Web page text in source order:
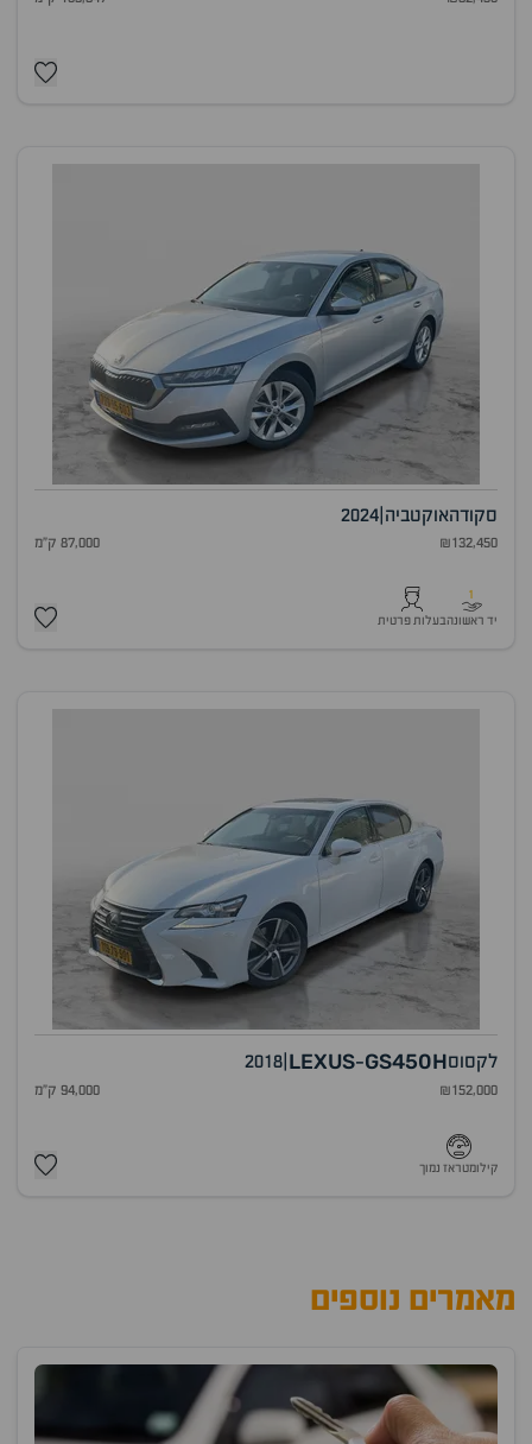
סקודהאוקטביה 2024
₪132,450 87,000 ק"מ
1
יד ראשונהבעלות פרטית
לקסוס LEXUS-GS450H
2018
₪152,000 94,000 ק"מ
קילומטראז נמוך
מאמרים נוספים